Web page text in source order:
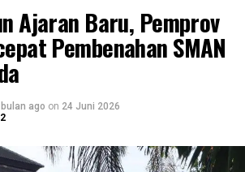
Ajaran Baru, Pemprov
Pembenahan SMAN
ago on 24 Juni 2026